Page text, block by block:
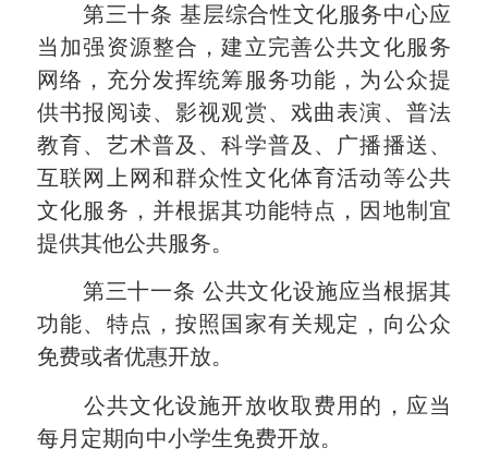
第三十条 基层综合性文化服务中心应
当加强资源整合，建立完善公共文化服务
网络，充分发挥统筹服务功能，为公众提
供书报阅读、影视观赏、戏曲表演、普法
教育、艺术普及、科学普及、广播播送、
互联网上网和群众性文化体育活动等公共
文化服务，并根据其功能特点，因地制宜
提供其他公共服务。
第三十一条 公共文化设施应当根据其
功能、特点，按照国家有关规定，向公众
免费或者优惠开放。
公共文化设施开放收取费用的，应当
每月定期向中小学生免费开放。